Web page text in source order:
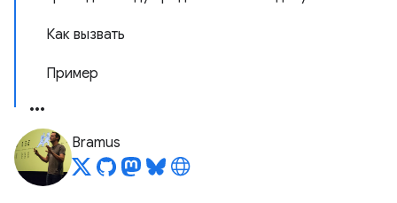
Как вызвать
Пример
Bramus